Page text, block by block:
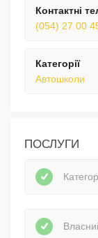
Контактні
(054) 27 00
Категорії
Автошколи
ПОСЛУГИ